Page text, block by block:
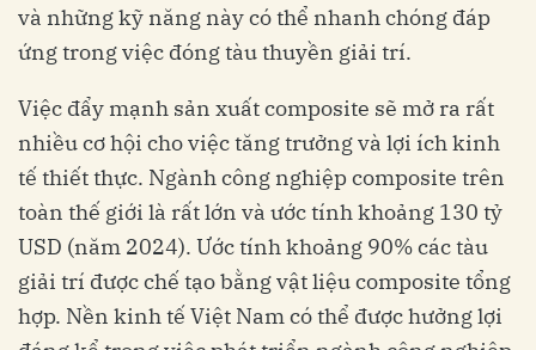
và những kỹ năng này có thể nhanh chóng đáp
ứng trong việc đóng tàu thuyền giải trí.
Việc đẩy mạnh sản xuất composite sẽ mở ra rất
nhiều cơ hội cho việc tăng trưởng và lợi ích kinh
tế thiết thực. Ngành công nghiệp composite trên
toàn thế giới là rất lớn và ước tính khoảng 130 tỷ
USD (năm 2024). Ước tính khoảng 90% các tàu
giải trí được chế tạo bằng vật liệu composite tổng
hợp. Nền kinh tế Việt Nam có thể được hưởng lợi